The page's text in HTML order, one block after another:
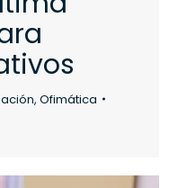
, Ofimática